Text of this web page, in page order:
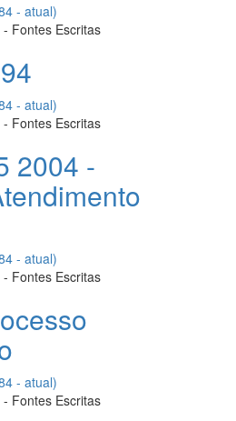
- atual)
Fontes Escritas
- atual)
Fontes Escritas
2004 -
- atual)
Fontes Escritas
- atual)
Fontes Escritas